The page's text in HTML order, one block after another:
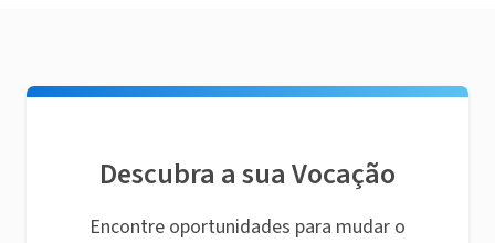
Descubra a sua Vocação
Encontre oportunidades para mudar o